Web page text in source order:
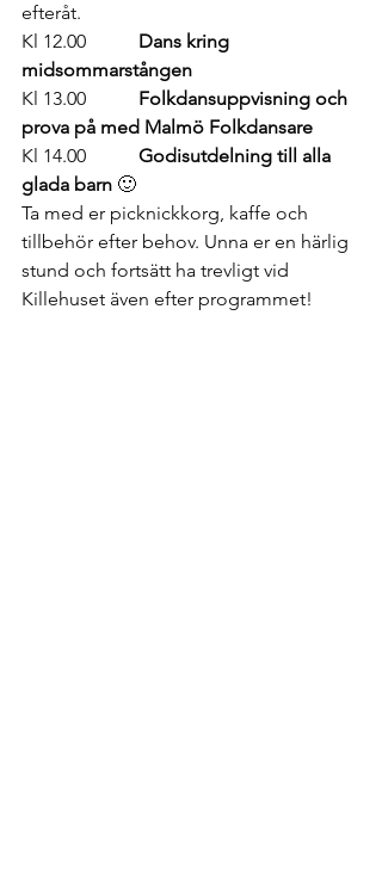
efteråt.
Kl 12.00 Dans kring
midsommarstången
Kl 13.00 Folkdansuppvisning och
prova på med Malmö Folkdansare
Kl 14.00 Godisutdelning till alla
glada barn 🙂
Ta med er picknickkorg, kaffe och
tillbehör efter behov. Unna er en härlig
stund och fortsätt ha trevligt vid
Killehuset även efter programmet!